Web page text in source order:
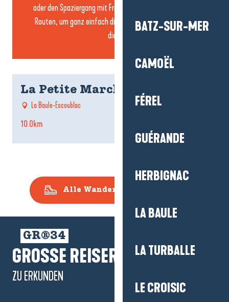
BATZ-SUR-MER
CAMOËL
FÉREL
GUÉRANDE
HERBIGNAC
LA BAULE
LA TURBALLE
LE CROISIC
oder den Spaziergang mit Freunden…. entdecken Sie alle
Routen, um ganz einfach die Wanderung auszuwählen,
die...
La Petite Marchande
La Baule-Escoublac
10.0km
Alle Wanderrouten ansehen
GR®34
GROSSE REISEROUTEN
ZU ERKUNDEN